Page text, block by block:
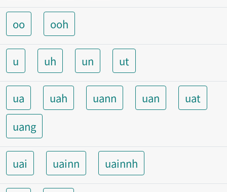
oo ooh
u uh un ut
ua uah uann uan
uat
uang
uai uainn uainnh